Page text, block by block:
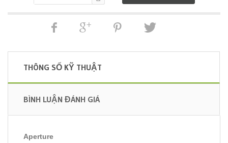
THÔNG SỐ KỸ THUẬT
BÌNH LUẬN ĐÁNH GIÁ
Aperture